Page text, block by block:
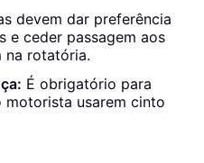
devem dar preferência
e ceder passagem aos
na rotatória.
É obrigatório para
usarem cinto